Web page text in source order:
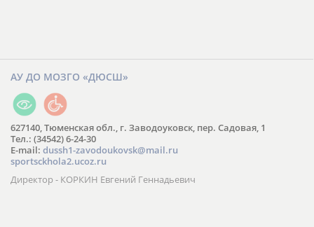
АУ ДО МОЗГО «ДЮСШ»
627140, Тюменская обл., г. Заводоуковск, пер. Садовая, 1
Тел.: (34542) 6-24-30
​E-mail: dussh1-zavodoukovsk@mail.ru
sportsckhola2.ucoz.ru
Директор - КОРКИН Евгений Геннадьевич